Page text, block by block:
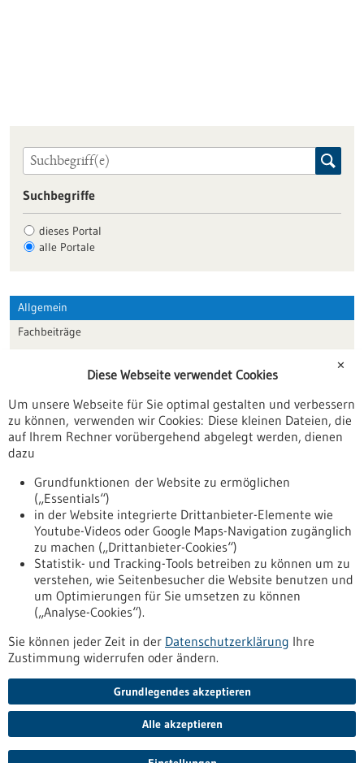
Suchbegriffe
dieses Portal
alle Portale
Allgemein
Fachbeiträge
Veranstaltungen
Erscheinungsdatum
Nach oben
Informiert bleiben
Newsletter abonnieren
✕
Diese Webseite verwendet Cookies
Um unsere Webseite für Sie optimal gestalten und verbessern
zu können, verwenden wir Cookies: Diese kleinen Dateien, die
auf Ihrem Rechner vorübergehend abgelegt werden, dienen
dazu
Grundfunktionen der Website zu ermöglichen
(„Essentials“)
in der Website integrierte Drittanbieter-Elemente wie
Youtube-Videos oder Google Maps-Navigation zugänglich
zu machen („Drittanbieter-Cookies“)
Statistik- und Tracking-Tools betreiben zu können um zu
verstehen, wie Seitenbesucher die Website benutzen und
um Optimierungen für Sie umsetzen zu können
(„Analyse-Cookies“).
Sie können jeder Zeit in der Datenschutzerklärung Ihre
Zustimmung widerrufen oder ändern.
Grundlegendes akzeptieren
Alle akzeptieren